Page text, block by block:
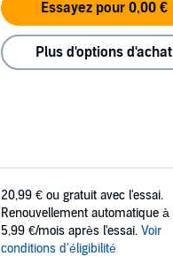
Essayez pour 0,00 €
Plus d'options d'achat
20,99 € ou gratuit avec l'essai.
Renouvellement automatique à
5,99 €/mois après l'essai. Voir
conditions d'éligibilité